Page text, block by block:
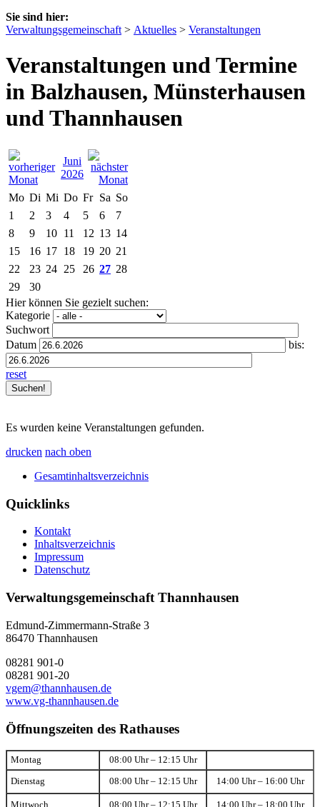
Sie sind hier:
Verwaltungsgemeinschaft > Aktuelles > Veranstaltungen
Veranstaltungen und Termine
in Balzhausen, Münsterhausen
und Thannhausen
Juni
2026
Mo Di Mi Do Fr Sa So
1
2 3 4 5 6
7
8
9 10 11 12 13 14
15
16 17 18 19 20 21
22
23 24 25 26 27 28
29
30
Hier können Sie gezielt suchen:
Kategorie
Suchwort
Datum
bis:
reset
Es wurden keine Veranstaltungen gefunden.
drucken nach oben
Gesamtinhaltsverzeichnis
Quicklinks
Kontakt
Inhaltsverzeichnis
Impressum
Datenschutz
Verwaltungsgemeinschaft Thannhausen
Edmund-Zimmermann-Straße 3
86470 Thannhausen
08281 901-0
08281 901-20
vgem@thannhausen.de
www.vg-thannhausen.de
Öffnungszeiten des Rathauses
Montag 08:00 Uhr – 12:15 Uhr
Dienstag 08:00 Uhr – 12:15 Uhr 14:00 Uhr – 16:00 Uhr